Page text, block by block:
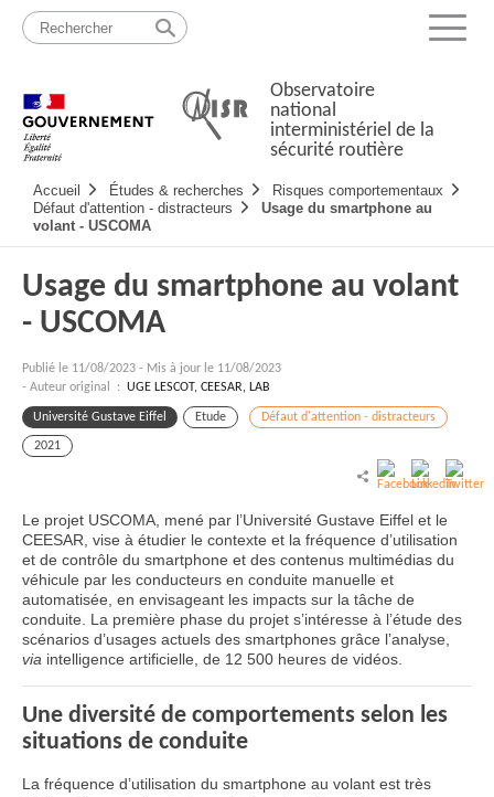
Passer
contenu
Menu
Observatoire
national
interministériel de la
sécurité routière
principale
Accueil Études & recherches
Risques comportementaux
Défaut d'attention - distracteurs
Usage du smartphone au
volant - USCOMA
Usage du smartphone au volant
- USCOMA
Publié le 11/08/2023 - Mis à jour le 11/08/2023
- Auteur original : UGE LESCOT, CEESAR, LAB
Université Gustave Eiffel Etude Défaut d'attention - distracteurs
2021
Le projet USCOMA, mené par l’Université Gustave Eiffel et le
CEESAR, vise à étudier le contexte et la fréquence d’utilisation
et de contrôle du smartphone et des contenus multimédias du
véhicule par les conducteurs en conduite manuelle et
automatisée, en envisageant les impacts sur la tâche de
conduite. La première phase du projet s’intéresse à l’étude des
scénarios d’usages actuels des smartphones grâce l’analyse,
via intelligence artificielle, de 12 500 heures de vidéos.
Une diversité de comportements selon les
situations de conduite
La fréquence d’utilisation du smartphone au volant est très